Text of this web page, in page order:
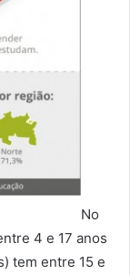
No
4 e 17 anos
tem entre 15 e